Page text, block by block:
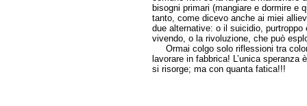
bisogni primari (mangiare e dormire e
tanto, come dicevo anche ai miei
due alternative: o il suicidio,
vivendo, o la rivoluzione, che può
Ormai colgo solo riflessioni tra
lavorare in fabbrica! L’unica
si risorge; ma con quanta fatica!!!